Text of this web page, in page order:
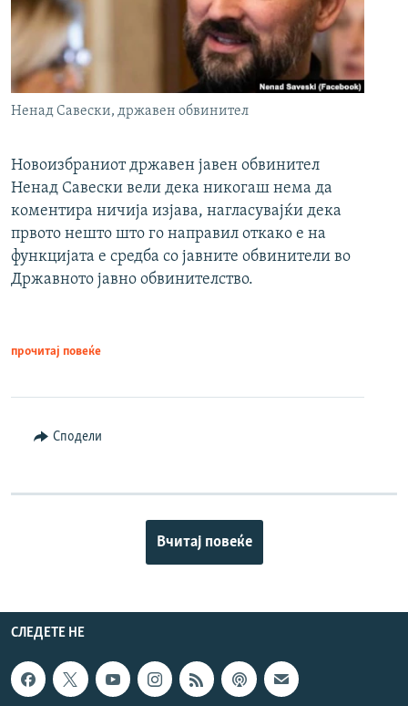
Ненад Савески, државен обвинител
Новоизбраниот државен јавен обвинител
Ненад Савески вели дека никогаш нема да
коментира ничија изјава, нагласувајќи дека
првото нешто што го направил откако е на
функцијата е средба со јавните обвинители во
Државното јавно обвинителство.
прочитај повеќе
Сподели
Вчитај повеќе
СЛЕДЕТЕ НЕ